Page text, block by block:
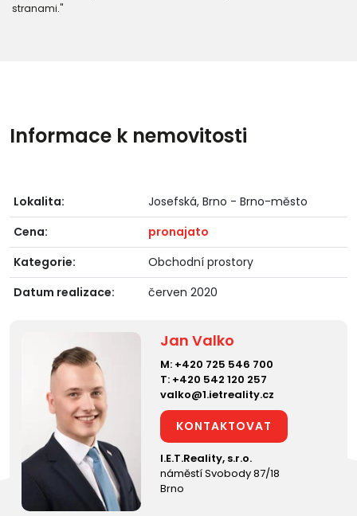
stranami."
Informace k nemovitosti
Lokalita:
Josefská, Brno - Brno-město
Cena:
pronajato
Kategorie:
Obchodní prostory
Datum realizace:
červen 2020
Jan Valko
M: +420 725 546 700
T: +420 542 120 257
valko@1.ietreality.cz
KONTAKTOVAT
I.E.T.Reality, s.r.o.
náměstí Svobody 87/18
Brno